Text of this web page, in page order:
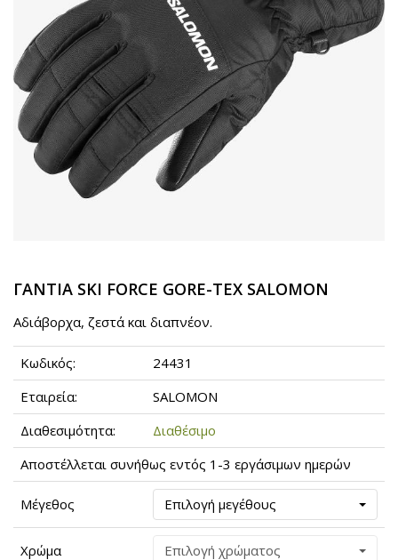
ΓΑΝΤΙΑ SKI FORCE GORE-TEX SALOMON
Αδιάβορχα, ζεστά και διαπνέον.
Κωδικός:
24431
Εταιρεία:
SALOMON
Διαθεσιμότητα:
Διαθέσιμο
Αποστέλλεται συνήθως εντός 1-3 εργάσιμων ημερών
Μέγεθος Επιλογή μεγέθους
Χρώμα Επιλογή χρώματος